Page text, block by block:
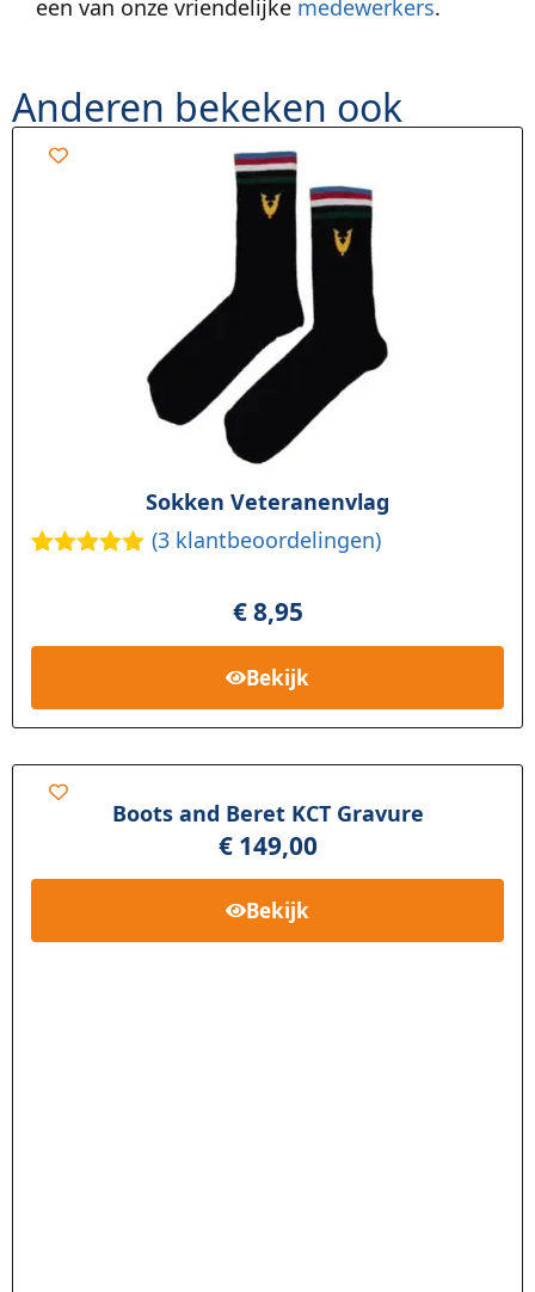
een van onze vriendelijke medewerkers.
Anderen bekeken ook
Sokken Veteranenvlag
op
en
(3 klantbeoordelingen)
€8,95
Bekijk
Boots and Beret KCT Gravure
€149,00
Bekijk